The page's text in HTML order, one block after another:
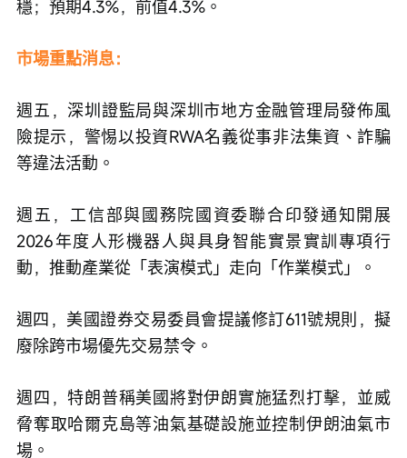
穩；預期4.3%，前值4.3%。
市場重點消息：
週五，深圳證監局與深圳市地方金融管理局發佈風
險提示，警惕以投資RWA名義從事非法集資、詐騙
等違法活動。
週五，工信部與國務院國資委聯合印發通知開展
2026年度人形機器人與具身智能實景實訓專項行
動，推動產業從「表演模式」走向「作業模式」。
週四，美國證券交易委員會提議修訂611號規則，擬
廢除跨市場優先交易禁令。
週四，特朗普稱美國將對伊朗實施猛烈打擊，並威
脅奪取哈爾克島等油氣基礎設施並控制伊朗油氣市
場。